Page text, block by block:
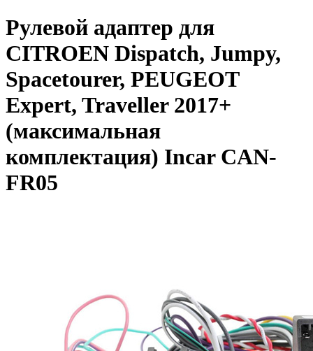
Рулевой адаптер для
CITROEN Dispatch, Jumpy,
Spacetourer, PEUGEOT
Expert, Traveller 2017+
(максимальная
комплектация) Incar CAN-
FR05